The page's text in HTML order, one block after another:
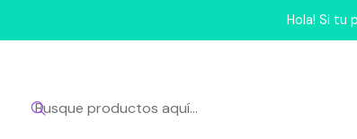
Hola! Si tu